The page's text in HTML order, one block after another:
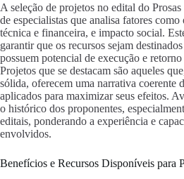
A seleção de projetos no edital do
de especialistas que analisa fatores
técnica e financeira, e impacto social.
garantir que os recursos sejam
possuem potencial de execução e
Projetos que se destacam são aqueles
sólida, oferecem uma narrativa coerente
aplicados para maximizar seus efeitos.
o histórico dos proponentes,
editais, ponderando a experiência e
envolvidos.
Benefícios e Recursos Disponíveis para